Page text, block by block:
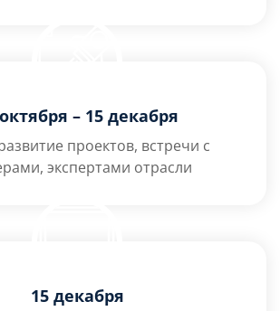
– 15 декабря
проектов, встречи с
экспертами отрасли
15 декабря